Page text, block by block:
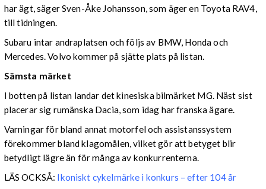
har ägt, säger Sven-Åke Johansson, som äger en Toyota RAV4,
till tidningen.
Subaru intar andraplatsen och följs av BMW, Honda och
Mercedes. Volvo kommer på sjätte plats på listan.
Sämsta märket
I botten på listan landar det kinesiska bilmärket MG. Näst sist
placerar sig rumänska Dacia, som idag har franska ägare.
Varningar för bland annat motorfel och assistanssystem
förekommer bland klagomålen, vilket gör att betyget blir
betydligt lägre än för många av konkurrenterna.
LÄS OCKSÅ: Ikoniskt cykelmärke i konkurs – efter 104 år